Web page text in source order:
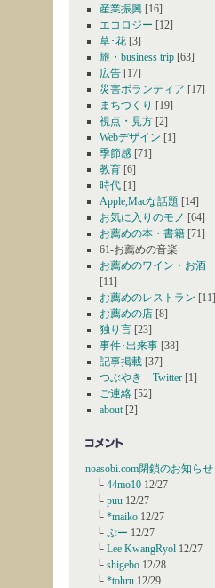
産業振興 [16]
エコロジー [12]
草･花 [3]
旅・business trip [63]
広告 [17]
災害ボランティア [17]
まちづくり [19]
視点・見方 [2]
Webデザイン [1]
季節感 [71]
教育 [6]
時代 [1]
Apple,Macな話題 [14]
お気に入りのモノ [64]
お薦めの本・書籍 [71]
61-お薦めの音楽
お薦めのワイン・お酒
[11]
お薦めのレストラン [11]
お薦めの店 [8]
独り言 [23]
事件･出来事 [38]
記事掲載 [37]
つぶやき Twitter [1]
ご連絡 [52]
about[2]
noasobi.com閉鎖のお知らせ
└ 44mo10 12/27
└ puu 12/27
└ *maiko 12/27
└ ぷー 12/27
└ Lee KwangRyol 12/27
└ shigebo 12/28
└ *tohru 12/29